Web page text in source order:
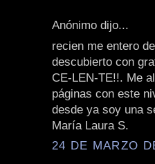
Anónimo dijo...
recien me entero
descubierto con
CE-LEN-TE!!. Me
páginas con este
desde ya soy una
María Laura S.
24 DE MARZO